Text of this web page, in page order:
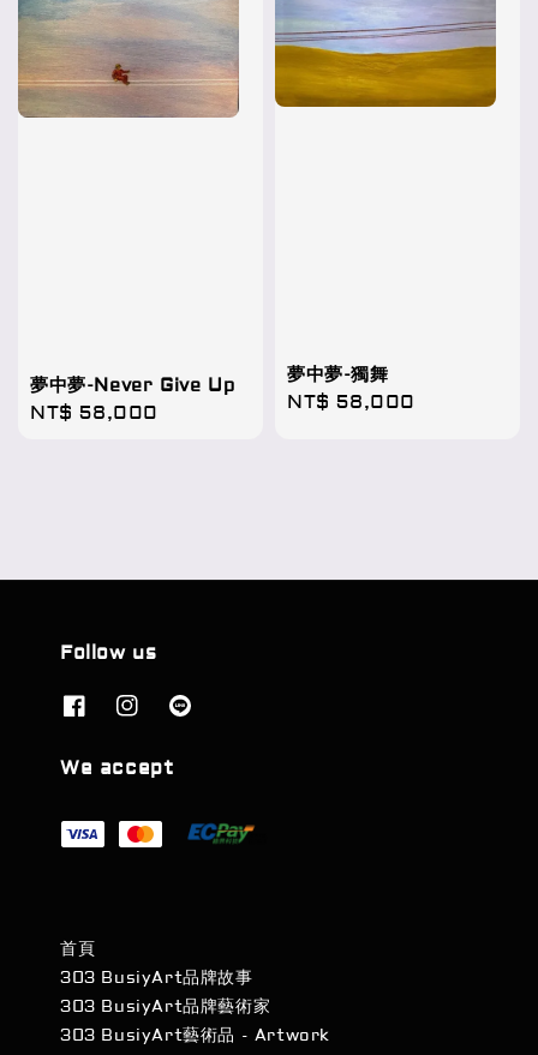
夢中夢-Never Give Up
Regular
NT$ 58,000
夢中夢-獨舞
Regular
NT$ 58,000
Follow us
We accept
首頁
303 BusiyArt品牌故事
303 BusiyArt品牌藝術家
303 BusiyArt藝術品 - Artwork